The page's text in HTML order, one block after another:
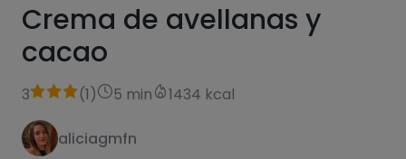
Crema de avellanas y
cacao
3 (1) 5 min 1434 kcal
aliciagmfn